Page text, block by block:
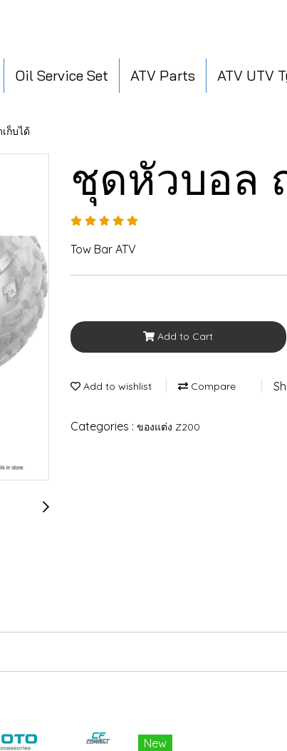
Oil Service Set ATV Parts ATV UTV
ก็บได้
ชุดหัวบอล
Tow Bar ATV
Add to Cart
Add to wishlist Compare
Categories : ของแต่ง Z200
New